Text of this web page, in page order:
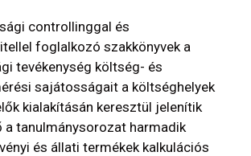
controllinggal és
foglalkozó szakkönyvek a
tevékenység költség- és
sajátosságait a költséghelyek
kialakításán keresztül jelenítik
a tanulmánysorozat harmadik
és állati termékek kalkulációs